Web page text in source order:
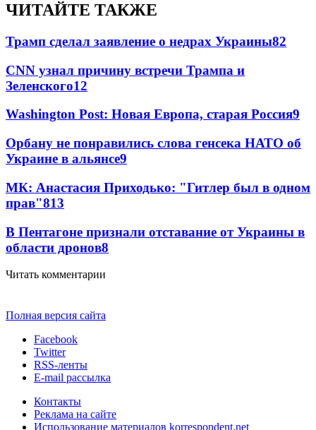
ЧИТАЙТЕ ТАКЖЕ
Трамп сделал заявление о недрах Украины82
CNN узнал причину встречи Трампа и
Зеленского12
Washington Post: Новая Европа, старая Россия9
Орбану не понравились слова генсека НАТО об
Украине в альянсе9
МК: Анастасия Приходько: "Гитлер был в одном
прав"813
В Пентагоне признали отставание от Украины в
области дронов8
Читать комментарии
Полная версия сайта
Facebook
Twitter
RSS-ленты
E-mail рассылка
Контакты
Реклама на сайте
Использование материалов korrespondent.net